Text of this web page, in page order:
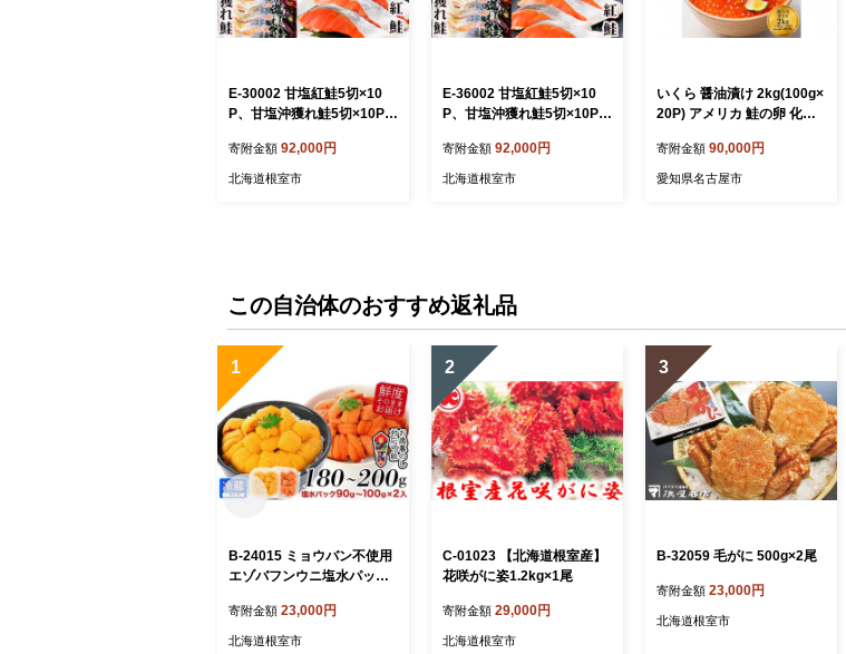
E-30002 甘塩紅鮭5切×10
P、甘塩沖獲れ鮭5切×10P、
寄附金額 92,000円
北海道根室市
E-36002 甘塩紅鮭5切×10
P、甘塩沖獲れ鮭5切×10P、
寄附金額 92,000円
北海道根室市
いくら 醤油漬け 2kg(100g×
20P) アメリカ 鮭の卵 化粧
寄附金額 90,000円
愛知県名古屋市
この自治体のおすすめ返礼品
1
B-24015 ミョウバン不使用
エゾバフンウニ塩水パック9
発送]
寄附金額 23,000円
北海道根室市
2
C-01023 【北海道根室産】
花咲がに姿1.2kg×1尾
寄附金額 29,000円
北海道根室市
3
B-32059 毛がに 500g×2尾
寄附金額 23,000円
北海道根室市